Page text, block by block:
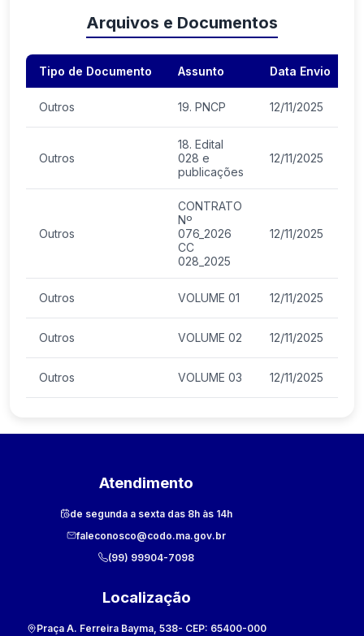
Arquivos e Documentos
Tipo de Documento Assunto Data Envio
Outros 19. PNCP 12/11/2025
Outros
18. Edital
028 e
publicações
12/11/2025
Outros
CONTRATO
Nº
076_2026
CC
028_2025
12/11/2025
Outros VOLUME 01 12/11/2025
Outros VOLUME 02 12/11/2025
Outros VOLUME 03 12/11/2025
Atendimento
de segunda a sexta das 8h às 14h
faleconosco@codo.ma.gov.br
(99) 99904-7098
Localização
Praça A. Ferreira Bayma, 538- CEP: 65400-000